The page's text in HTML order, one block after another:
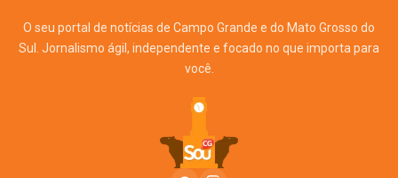
O seu portal de notícias de Campo Grande e do Mato Grosso do
Sul. Jornalismo ágil, independente e focado no que importa para
você.